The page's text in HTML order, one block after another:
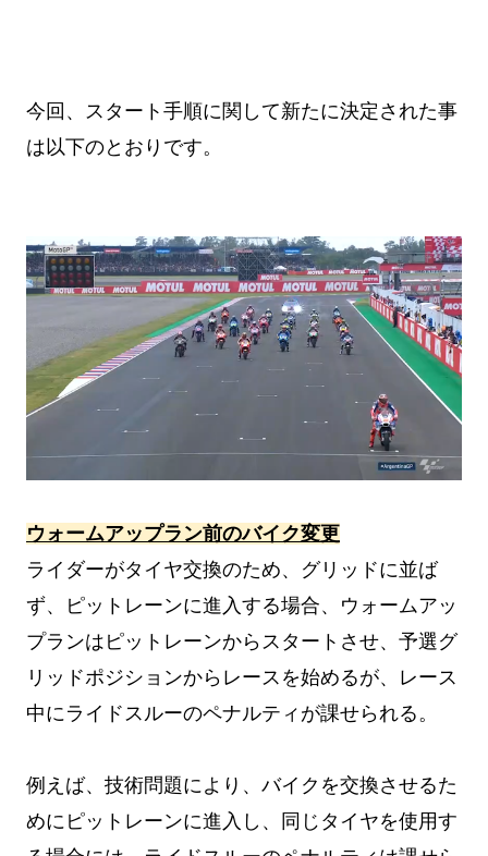
今回、スタート手順に関して新たに決定された事
は以下のとおりです。
ウォームアップラン前のバイク変更
ライダーがタイヤ交換のため、グリッドに並ば
ず、ピットレーンに進入する場合、ウォームアッ
プランはピットレーンからスタートさせ、予選グ
リッドポジションからレースを始めるが、レース
中にライドスルーのペナルティが課せられる。
例えば、技術問題により、バイクを交換させるた
めにピットレーンに進入し、同じタイヤを使用す